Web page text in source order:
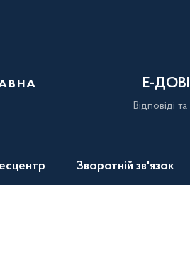
Е-
Відповіді
Зворотній зв'язок